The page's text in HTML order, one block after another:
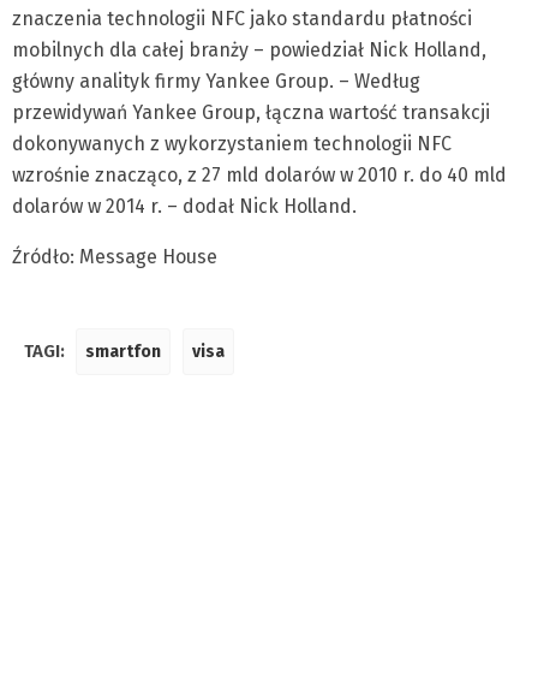
znaczenia technologii NFC jako standardu płatności
mobilnych dla całej branży – powiedział Nick Holland,
główny analityk firmy Yankee Group. – Według
przewidywań Yankee Group, łączna wartość transakcji
dokonywanych z wykorzystaniem technologii NFC
wzrośnie znacząco, z 27 mld dolarów w 2010 r. do 40 mld
dolarów w 2014 r. – dodał Nick Holland.
Źródło: Message House
TAGI: smartfon visa